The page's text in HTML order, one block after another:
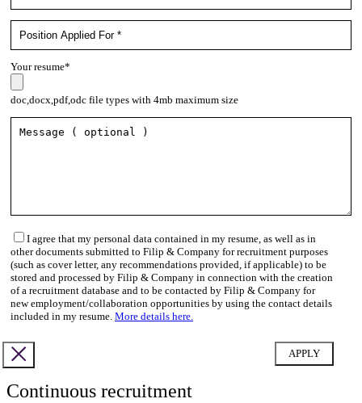
Your resume*
doc,docx,pdf,odc file types with 4mb maximum size
I agree that my personal data contained in my resume, as well as in
other documents submitted to Filip & Company for recruitment purposes
(such as cover letter, any recommendations provided, if applicable) to be
stored and processed by Filip & Company in connection with the creation
of a recruitment database and to be contacted by Filip & Company for
new employment/collaboration opportunities by using the contact details
included in my resume. More details here.
Continuous recruitment